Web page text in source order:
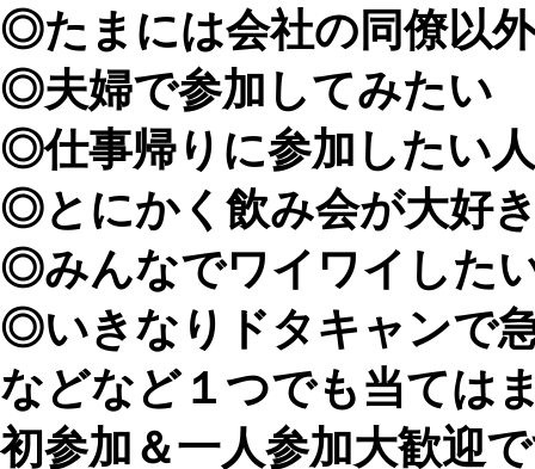
◎たまには会社の同僚以
◎夫婦で参加してみたい
◎仕事帰りに参加したい人
◎とにかく飲み会が大好
◎みんなでワイワイした
◎いきなりドタキャンで
などなど１つでも当ては
初参加＆一人参加大歓迎